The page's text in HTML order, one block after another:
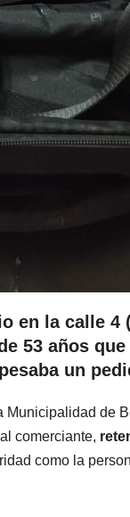
en la calle 4
53 años
un
de
comerciante,
como la